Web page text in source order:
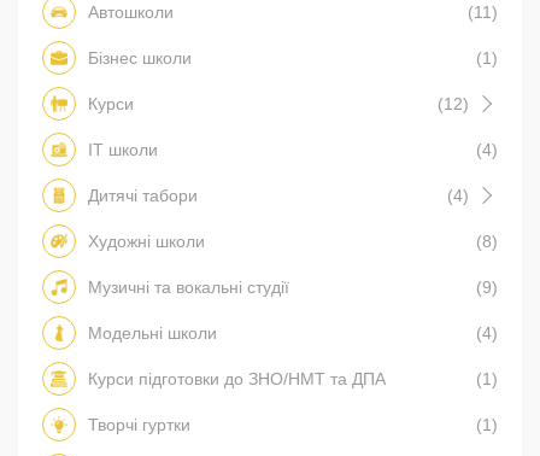
Автошколи (11)
Бізнес школи (1)
Курси (12)
IT школи (4)
Дитячі табори (4)
Художні школи (8)
Музичні та вокальні студії (9)
Модельні школи (4)
Курси підготовки до ЗНО/НМТ та ДПА (1)
Творчі гуртки (1)